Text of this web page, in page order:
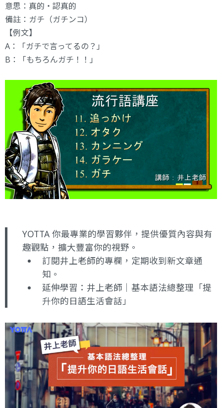
意思：真的・認真的
備註：ガチ（ガチンコ）
【例文】
A：「ガチで言ってるの？」
B：「もちろんガチ！！」
YOTTA 你最專業的學習夥伴，提供優質內容與有
趣觀點，擴大豐富你的視野。
訂閱井上老師的專欄 ，定期收到新文章通
知。
延伸學習： 井上老師｜基本語法總整理「提
升你的日語生活會話」